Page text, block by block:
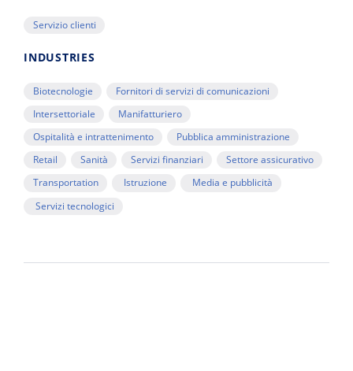
Servizio clienti
INDUSTRIES
Biotecnologie
Fornitori di servizi di comunicazioni
Intersettoriale
Manifatturiero
Ospitalità e intrattenimento
Pubblica amministrazione
Retail
Sanità Servizi finanziari
Settore assicurativo
Transportation
Istruzione
Media e pubblicità
Servizi tecnologici